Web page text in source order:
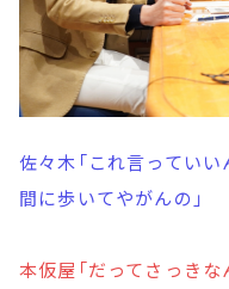
佐々木「これ言ってい
間に歩いてやがんの」
本仮屋「だってさっき